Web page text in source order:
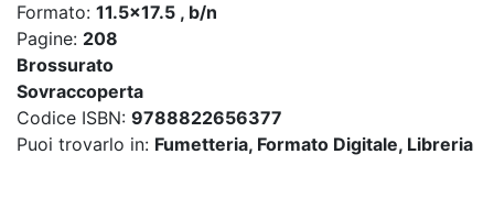
Formato: 11.5x17.5 , b/n
Pagine: 208
Brossurato
Sovraccoperta
Codice ISBN: 9788822656377
Puoi trovarlo in: Fumetteria, Formato Digitale, Libreria